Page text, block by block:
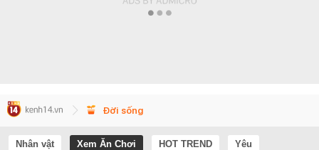
Đời sống
Nhân vật Xem Ăn Chơi HOT TREND Yêu